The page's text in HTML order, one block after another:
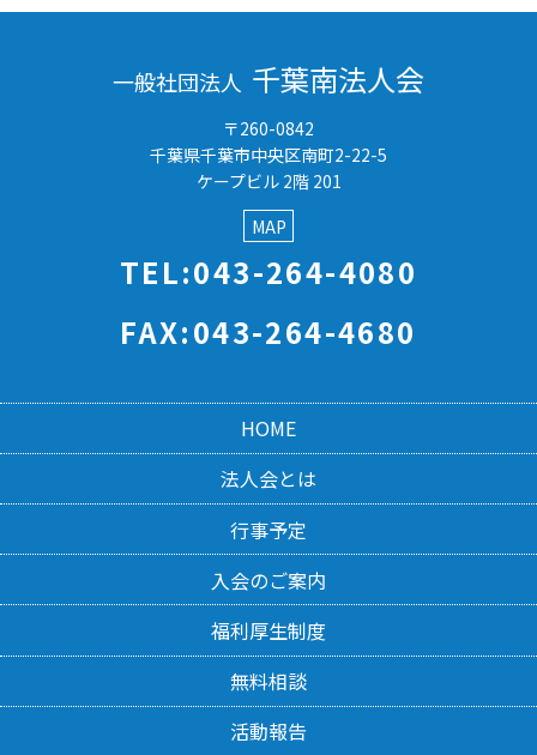
一般社団法人 千葉南法人会
〒260-0842
千葉県千葉市中央区南町2-22-5
ケープビル 2階 201
MAP
TEL:043-264-4080
FAX:043-264-4680
HOME
法人会とは
行事予定
入会のご案内
福利厚生制度
無料相談
活動報告